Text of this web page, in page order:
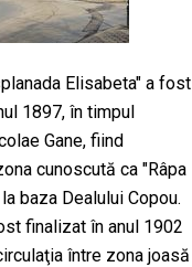
Elisabeta" a fost
1897, în timpul
Gane, fiind
cunoscută ca "Râpa
baza Dealului Copou.
finalizat în anul 1902
între zona joasă